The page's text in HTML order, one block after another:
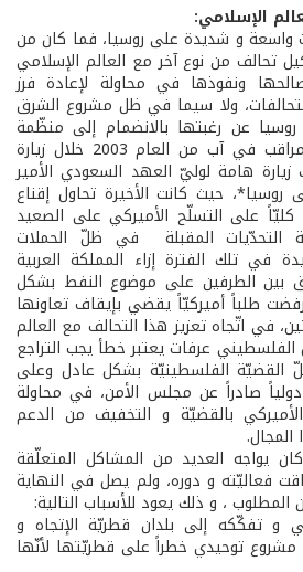
الإسلامي:
واسعة و شديدة على روسيا، فما كان من
تحالف من نوع آخر مع العالم الإسلامي
ونفوذها في محاولة لإعادة فرز
ولا سيما في ظل مشروع الشرق
روسيا عن رغبتها بالانضمام إلى منظّمة
المؤتمر الإسلامي بصفة مراقب في آب من العام 2003 خلال زيارة
زيارة هامة لوليّ العهد السعودي الأمير
روسيا*، حيث كانت الأخيرة تحاول إقناع
كليّاً على التسلّح الأميركي على الصعيد
التحدّيات المقبلة في ظلّ الحملات
في تلك الفترة إزاء المملكة العربية
بين الطرفين على موضوع النفط بشكل
طلباً أميركيّاً يقضي بإيقاف تعاونها
في اتّجاه تعزيز هذا التحالف مع العالم
الفلسطيني عرفات يعتبر خطأ يجب التراجع
القضيّة الفلسطينيّة بشكل عادل وعلى
صادراً عن مجلس الأمن، في محاولة
بالقضيّة و التخفيف من الدعم
يواجه العديد من المشاكل المتعلّقة
فعاليّته و دوره، ولم يصل في النهاية
المطلوب ، و ذلك يعود للأسباب التالية:
و تفكّكه إلى بلدان قطريّة الإتجاه و
مشروع توحيدي خطراً على قطريّتها لأنّها